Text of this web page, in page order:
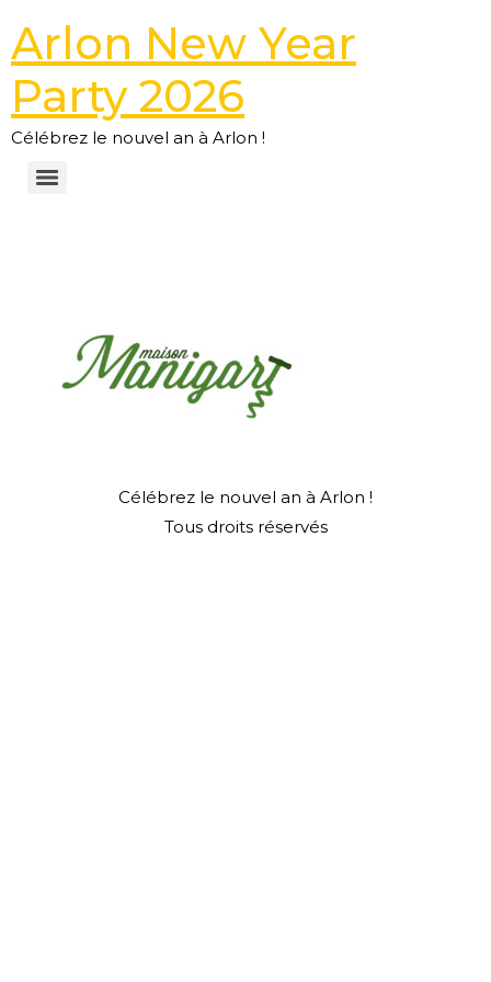
Arlon New Year
Party 2026
Célébrez le nouvel an à Arlon !
Célébrez le nouvel an à Arlon !
Tous droits réservés